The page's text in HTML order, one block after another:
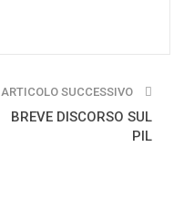
ARTICOLO SUCCESSIVO
BREVE DISCORSO SUL
PIL